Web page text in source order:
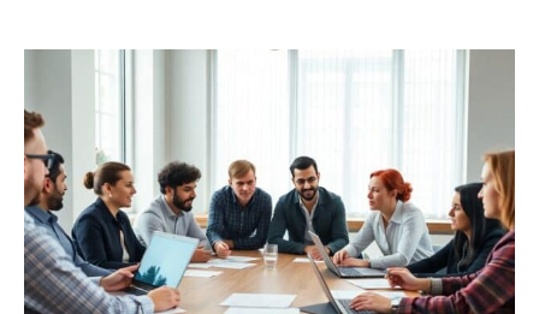
AU
LOCAL
:
LE
VRAI
COMPARATIF